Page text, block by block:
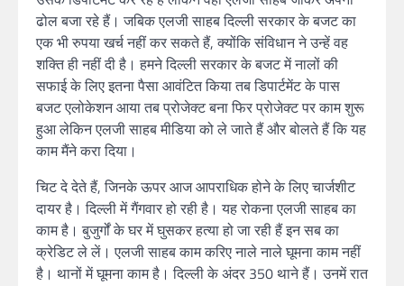
ढोल बजा रहे हैं। जबिक एलजी साहब दिल्ली सरकार के बजट का
एक भी रुपया खर्च नहीं कर सकते हैं, क्योंकि संविधान ने उन्हें वह
शक्ति ही नहीं दी है। हमने दिल्ली सरकार के बजट में नालों की
सफाई के लिए इतना पैसा आवंटित किया तब डिपार्टमेंट के पास
बजट एलोकेशन आया तब प्रोजेक्ट बना फिर प्रोजेक्ट पर काम शुरू
हुआ लेकिन एलजी साहब मीडिया को ले जाते हैं और बोलते हैं कि यह
काम मैंने करा दिया।
चिट दे देते हैं, जिनके ऊपर आज आपराधिक होने के लिए चार्जशीट
दायर है। दिल्ली में गैंगवार हो रही है। यह रोकना एलजी साहब का
काम है। बुजुर्गों के घर में घुसकर हत्या हो जा रही हैं इन सब का
क्रेडिट ले लें। एलजी साहब काम करिए नाले नाले घूमना काम नहीं
है। थानों में घूमना काम है। दिल्ली के अंदर 350 थाने हैं। उनमें रात